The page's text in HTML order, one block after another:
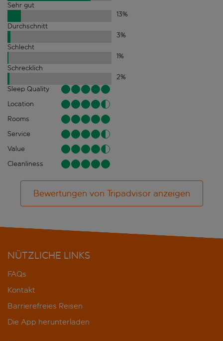
Sehr gut
13%
Durchschnitt
3%
Schlecht
1%
Schrecklich
2%
Sleep Quality
Location
Rooms
Service
Value
Cleanliness
Bewertungen von Tripadvisor anzeigen
NÜTZLICHE LINKS
FAQs
Kontakt
Barrierefreies Reisen
Die App herunterladen